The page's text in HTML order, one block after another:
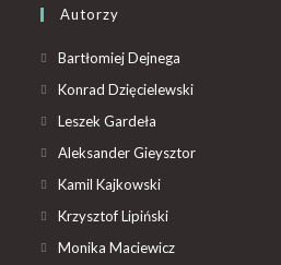
Autorzy
Bartłomiej Dejnega
Konrad Dzięcielewski
Leszek Gardeła
Aleksander Gieysztor
Kamil Kajkowski
Krzysztof Lipiński
Monika Maciewicz